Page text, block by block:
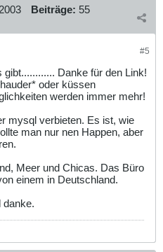
Beiträge: 55
#5
Danke für den Link!
oder küssen
werden immer mehr!
mysql verbieten. Es ist, wie
man nur nen Happen, aber
Meer und Chicas. Das Büro
einem in Deutschland.
danke.